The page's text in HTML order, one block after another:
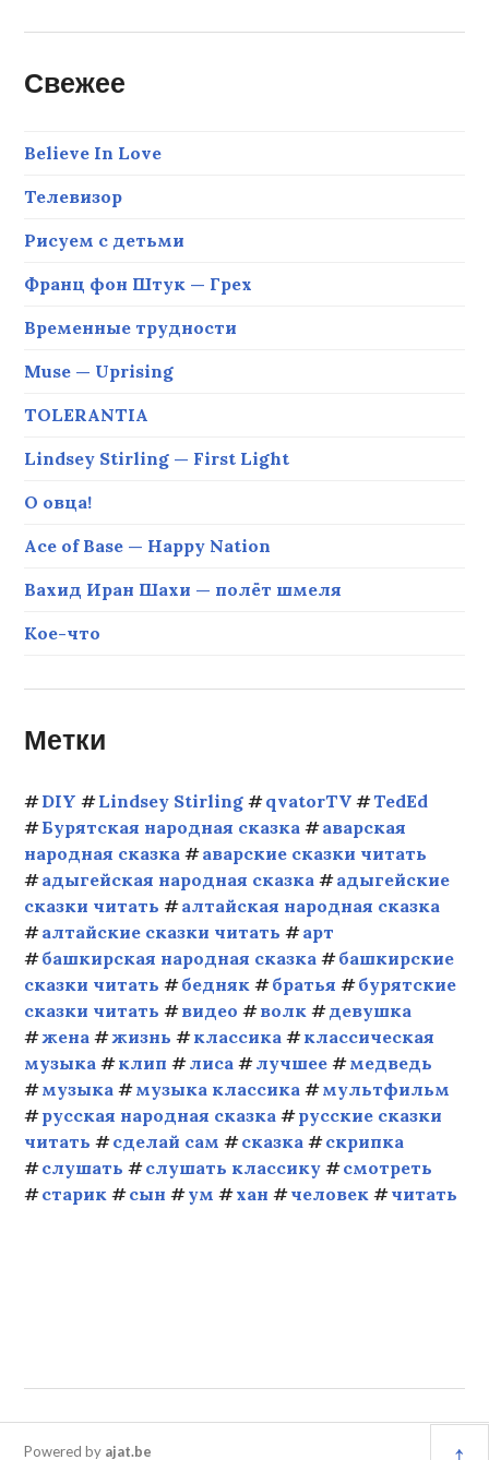
Свежее
Believe In Love
Телевизор
Рисуем с детьми
Франц фон Штук — Грех
Временные трудности
Muse — Uprising
TOLERANTIA
Lindsey Stirling — First Light
О овца!
Ace of Base — Happy Nation
Вахид Иран Шахи — полёт шмеля
Кое-что
Метки
DIY Lindsey Stirling qvatorTV
TedEd
Бурятская народная сказка
аварская
народная сказка
аварские сказки читать
адыгейская народная сказка
адыгейские
сказки читать
алтайская народная сказка
алтайские сказки читать
арт
башкирская народная сказка
башкирские
сказки читать
бедняк братья
бурятские
сказки читать
видео волк
девушка
жена
жизнь классика
классическая
музыка
клип лиса лучшее
медведь
музыка
музыка классика
мультфильм
русская народная сказка
русские сказки
читать
сделай сам сказка
скрипка
слушать
слушать классику
смотреть
старик
сын ум хан человек читать
Powered by ajat.be